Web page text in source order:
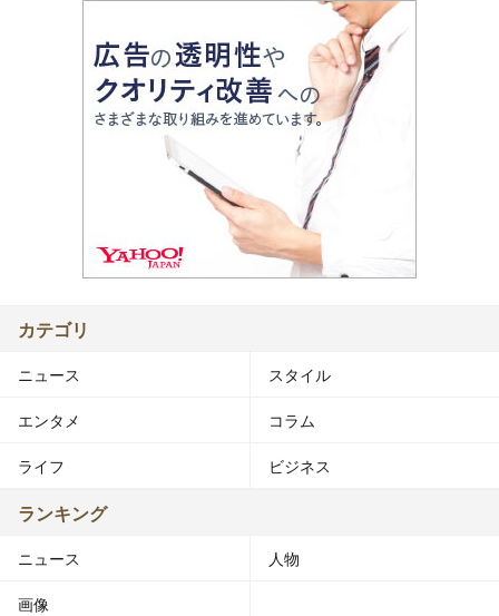
カテゴリ
ニュース スタイル
エンタメ コラム
ライフ ビジネス
ランキング
ニュース 人物
画像